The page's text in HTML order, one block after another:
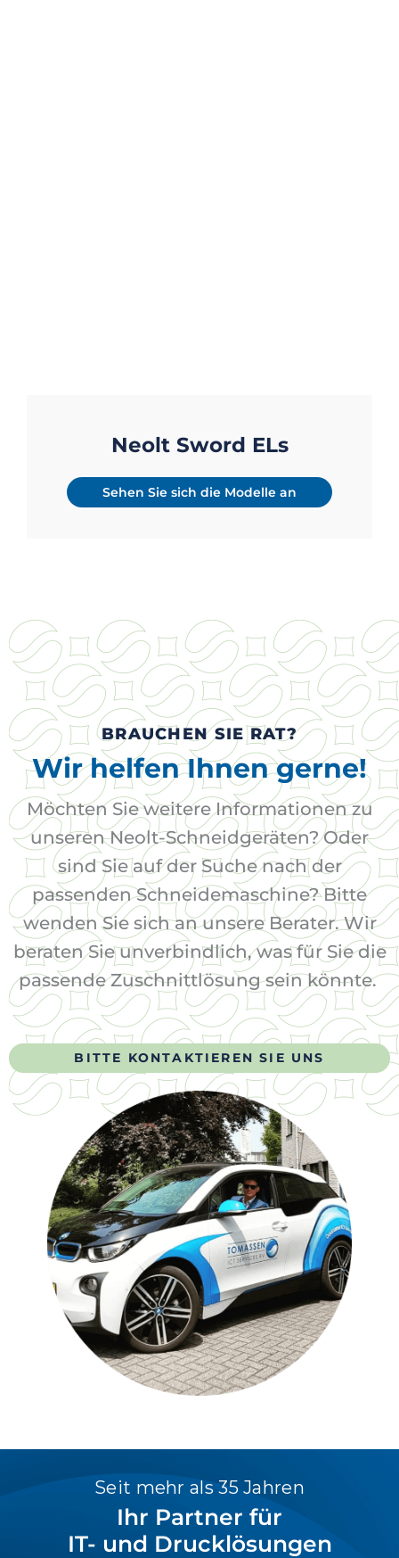
Neolt Sword ELs
Sehen Sie sich die Modelle an
BRAUCHEN SIE RAT?
Wir helfen Ihnen gerne!
Möchten Sie weitere Informationen zu
unseren Neolt-Schneidgeräten? Oder
sind Sie auf der Suche nach der
passenden Schneidemaschine? Bitte
wenden Sie sich an unsere Berater. Wir
beraten Sie unverbindlich, was für Sie die
passende Zuschnittlösung sein könnte.
BITTE KONTAKTIEREN SIE UNS
Seit mehr als 35 Jahren
Ihr Partner für
IT- und Drucklösungen